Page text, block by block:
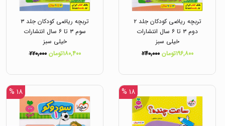
تربچه ریاضی کودکان جلد ۲
دوم ۳ تا ۶ سال انتشارات
خیلی سبز
۱۹۶,۸۰۰تومان
۲۴۰,۰۰۰
تربچه ریاضی کودکان جلد ۳
سوم ۳ تا ۶ سال انتشارات
خیلی سبز
۱۸۰,۴۰۰تومان
۲۲۰,۰۰۰
۱۸ % ۱۸ %